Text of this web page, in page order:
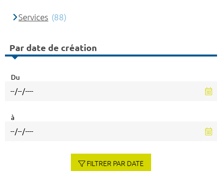
Services (88)
Par date de création
Du
à
FILTRER PAR DATE